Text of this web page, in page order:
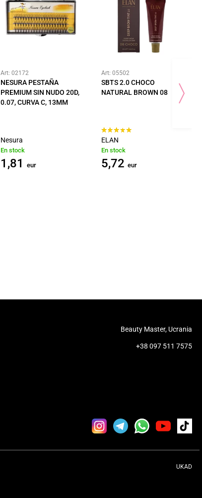
Art: 02172
NESURA PESTAÑA
PREMIUM SIN NUDO 20D,
0.07, CURVA C, 13MM
Nesura
En stock
1,81 eur
Art: 05502
SBTS 2.0 CHOCO
NATURAL BROWN 08
ELAN
En stock
5,72 eur
Beauty Master, Ucrania
+38 097 511 7575
UKAD